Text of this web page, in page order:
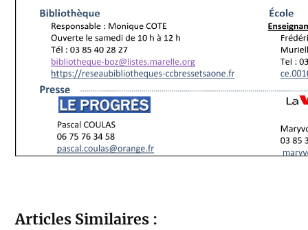
Articles Similaires :